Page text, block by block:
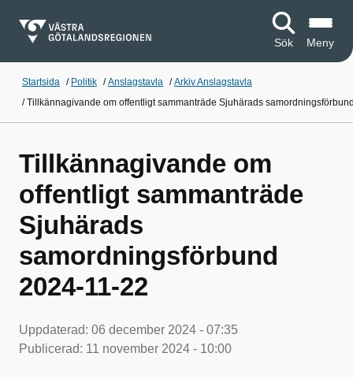
Sök Meny
Startsida / Politik /Anslagstavla /Arkiv Anslagstavla
/Tillkännagivande om offentligt sammanträde Sjuhärads
Tillkännagivande om
offentligt sammanträde
Sjuhärads
samordningsförbund
2024-11-22
Uppdaterad: 06 december 2024 - 07:35
Publicerad: 11 november 2024 - 10:00